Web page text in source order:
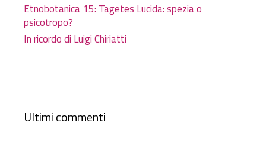
Etnobotanica 15: Tagetes Lucida: spezia o
psicotropo?
In ricordo di Luigi Chiriatti
Ultimi commenti